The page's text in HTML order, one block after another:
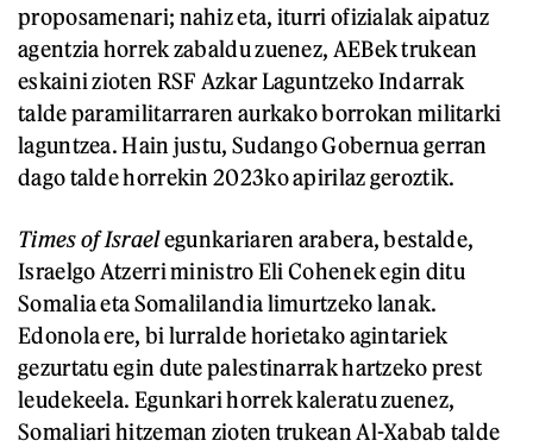
proposamenari; nahiz eta, iturri ofizialak aipatuz
agentzia horrek zabaldu zuenez, AEBek trukean
eskaini zioten RSF Azkar Laguntzeko Indarrak
talde paramilitarraren aurkako borrokan militarki
laguntzea. Hain justu, Sudango Gobernua gerran
dago talde horrekin 2023ko apirilaz geroztik.
Times of Israelegunkariaren arabera, bestalde,
Israelgo Atzerri ministro Eli Cohenek egin ditu
Somalia eta Somalilandia limurtzeko lanak.
Edonola ere, bi lurralde horietako agintariek
gezurtatu egin dute palestinarrak hartzeko prest
leudekeela. Egunkari horrek kaleratu zuenez,
Somaliari hitzeman zioten trukean Al-Xabab talde